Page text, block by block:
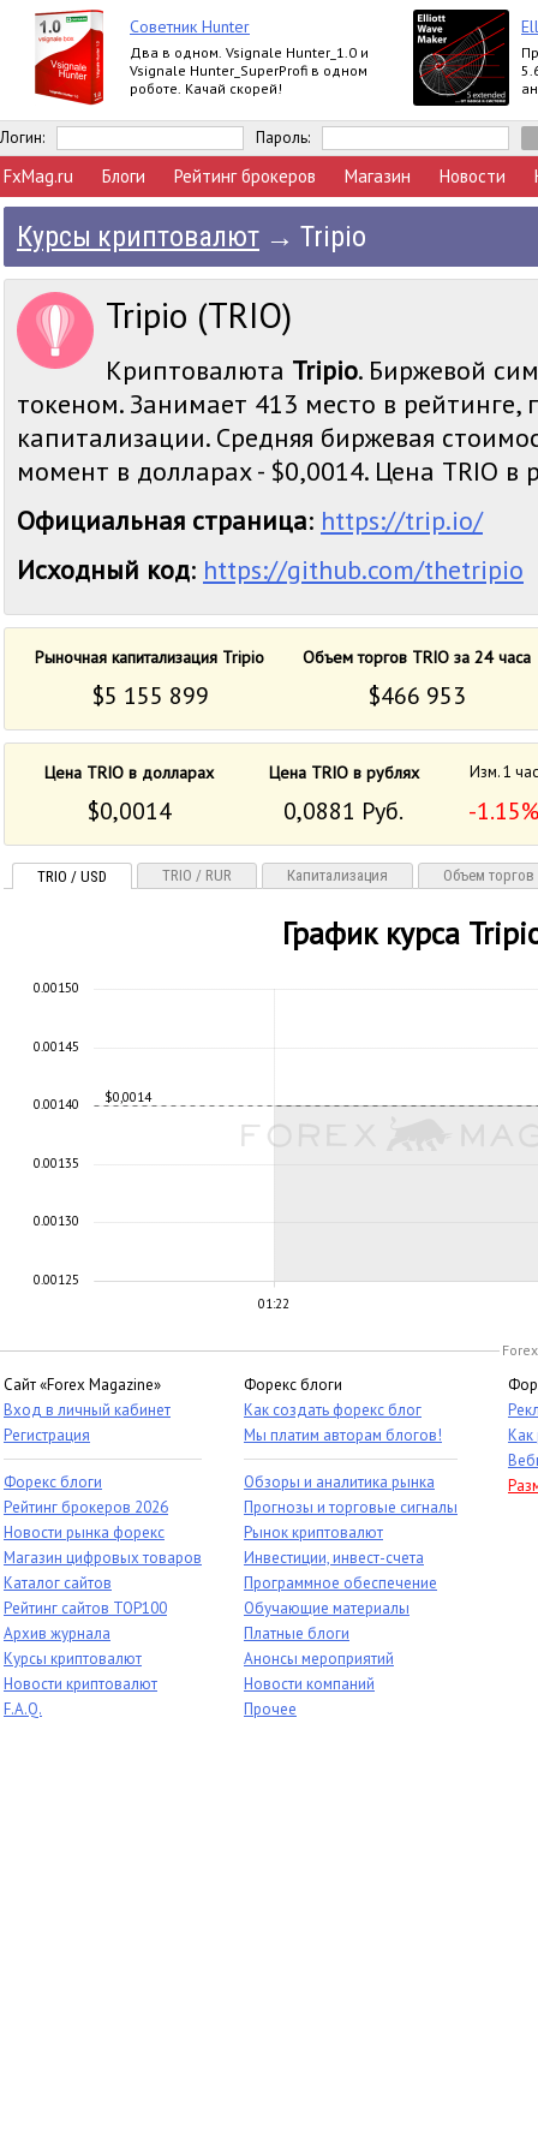
Советник Hunter
Два в одном. Vsignale Hunter_1.0 и
Vsignale Hunter_SuperProfi в одном
роботе. Качай скорей!
Логин: Пароль:
FxMag.ru Блоги Рейтинг брокеров Магазин Новости
Курсы криптовалют → Tripio
Tripio (TRIO)
Криптовалюта Tripio. Биржевой
токеном. Занимает 413 место в
капитализации. Средняя биржевая
момент в долларах - $0,0014. Цена TRIO в
Официальная страница: https://trip.io/
Исходный код: https://github.com/thetripio
Рыночная капитализация Tripio Объем торгов TRIO за 24 часа
$5 155 899 $466 953
Цена TRIO в долларах Цена TRIO в рублях Изм. 1 час
$0,0014 0,0881 Руб. -
TRIO / USD TRIO / RUR Капитализация Объем торгов
График курса
01:22
$0,0014
0.00125
0.00130
0.00135
0.00140
0.00145
0.00150
Сайт «Forex Magazine»
Вход в личный кабинет
Регистрация
Форекс блоги
Рейтинг брокеров 2026
Новости рынка форекс
Магазин цифровых товаров
Каталог сайтов
Рейтинг сайтов TOP100
Архив журнала
Курсы криптовалют
Новости криптовалют
F.A.Q.
Форекс блоги
Как создать форекс блог
Мы платим авторам блогов!
Обзоры и аналитика рынка
Прогнозы и торговые сигналы
Рынок криптовалют
Инвестиции, инвест-счета
Программное обеспечение
Обучающие материалы
Платные блоги
Анонсы мероприятий
Новости компаний
Прочее
Как